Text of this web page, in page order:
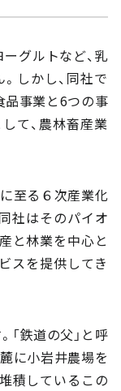
ーグルトなど、乳
しかし、同社で
品事業と6つの事
て、農林畜産業
至る６次産業化
社はそのパイオ
と林業を中心と
スを提供してき
鉄道の父」と呼
に小岩井農場を
積しているこの